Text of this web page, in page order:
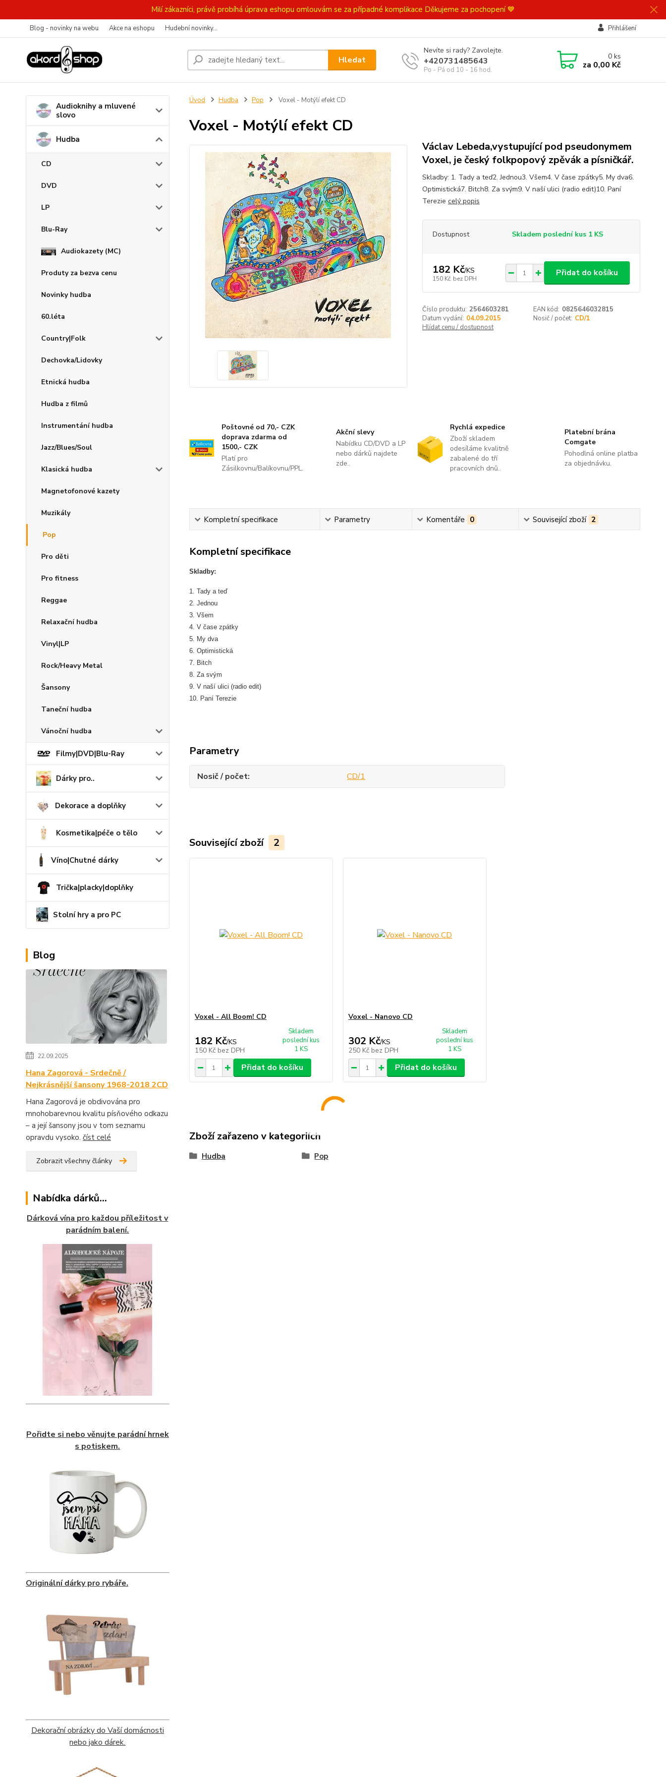
Milí zákazníci, právě probíhá úprava eshopu omlouvám se za případné komplikace Děkujeme za pochopení 💙
Blog - novinky na webu Akce na eshopu Hudební novinky... Přihlášení
Hledat
Nevíte si rady? Zavolejte.
+420731485643
Po - Pá od 10 - 16 hod.
0ks
za 0,00 Kč
Audioknihy a mluvené
slovo
Hudba
CD
DVD
LP
Blu-Ray
Audiokazety (MC)
Produty za bezva cenu
Novinky hudba
60.léta
Country|Folk
Dechovka/Lidovky
Etnická hudba
Hudba z filmů
Instrumentání hudba
Jazz/Blues/Soul
Klasická hudba
Magnetofonové kazety
Muzikály
Pop
Pro děti
Pro fitness
Reggae
Relaxační hudba
Vinyl|LP
Rock/Heavy Metal
Šansony
Taneční hudba
Vánoční hudba
Filmy|DVD|Blu-Ray
Dárky pro..
Dekorace a doplňky
Kosmetika|péče o tělo
Víno|Chutné dárky
Trička|placky|doplňky
Stolní hry a pro PC
Blog
22.09.2025
Hana Zagorová - Srdečně /
Nejkrásnější šansony 1968-2018 2CD
Hana Zagorová je obdivována pro
mnohobarevnou kvalitu písňového odkazu
– a její šansony jsou v tom seznamu
opravdu vysoko. číst celé
Zobrazit všechny články
Nabídka dárků...
Dárková vína pro každou příležitost v
parádním balení.
Pořidte si nebo věnujte parádní hrnek
s potiskem.
Originální dárky pro rybáře.
Dekorační obrázky do Vaší domácnosti
nebo jako dárek.
Úvod Hudba Pop Voxel - Motýlí efekt CD
Voxel - Motýlí efekt CD
Václav Lebeda,vystupující pod pseudonymem
Voxel, je český folkpopový zpěvák a písničkář.
Skladby: 1. Tady a teď2. Jednou3. Všem4. V čase zpátky5. My dva6.
Optimistická7. Bitch8. Za svým9. V naší ulici (radio edit)10. Paní
Terezie celý popis
Dostupnost Skladem poslední kus 1 KS
182 Kč/KS
150 Kč bez DPH
Přidat do košíku
Číslo produktu: 2564603281 EAN kód: 0825646032815
Datum vydání: 04.09.2015 Nosič / počet: CD/1
Hlídat cenu / dostupnost
Poštovné od 70,- CZK
doprava zdarma od
1500,- CZK
Platí pro
Zásilkovnu/Balíkovnu/PPL.
Akční slevy
Nabídku CD/DVD a LP
nebo dárků najdete
zde..
Rychlá expedice
Zboží skladem
odesíláme kvalitně
zabalené do tří
pracovních dnů..
Platební brána
Comgate
Pohodlná online platba
za objednávku.
Kompletní specifikace Parametry Komentáře 0 Související zboží 2
Kompletní specifikace
Skladby:
1. Tady a teď
2. Jednou
3. Všem
4. V čase zpátky
5. My dva
6. Optimistická
7. Bitch
8. Za svým
9. V naší ulici (radio edit)
10. Paní Terezie
Parametry
Nosič / počet CD/1
Související zboží 2
Voxel - All Boom! CD
182 Kč/KS
150 Kč bez DPH
Skladem
poslední kus
1 KS
Přidat do košíku
Voxel - Nanovo CD
302 Kč/KS
250 Kč bez DPH
Skladem
poslední kus
1 KS
Přidat do košíku
Zboží zařazeno v kategoriích
Hudba Pop